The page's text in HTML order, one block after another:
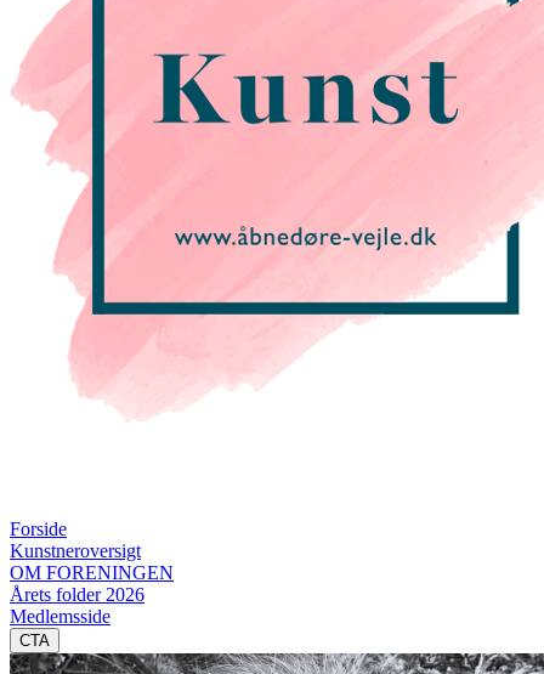
Forside
Kunstneroversigt
OM FORENINGEN
Årets folder 2026
Medlemsside
CTA